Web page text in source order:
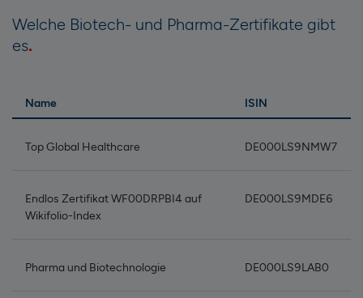
Welche Biotech- und Pharma-Zertifikate gibt
es
Name ISIN
Top Global Healthcare DE000LS9NMW7
Endlos Zertifikat WF00DRPBI4 auf
Wikifolio-Index
DE000LS9MDE6
Pharma und Biotechnologie DE000LS9LAB0